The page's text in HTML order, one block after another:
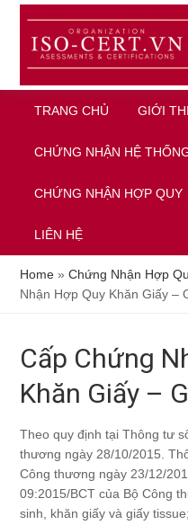
content
primary
sidebar
footer
TRANG CHỦ GIỚI
CHỨNG NHẬN HỆ
CHỨNG NHẬN HỢP QUY
LIÊN HỆ
Home »Chứng Nhận Hợp
Nhận Hợp Quy Khăn Giấy –
Cấp Chứng
Khăn Giấy –
Theo quy định tại Thông tư
thương ngày 28/10/2015.
Công thương ngày 23/12/
09:2015/BCT của Bộ Công
sinh, khăn giấy và giấy